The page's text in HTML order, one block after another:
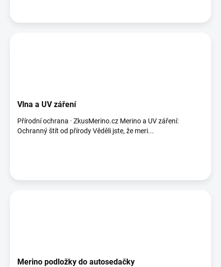
Vlna a UV záření
Přírodní ochrana · ZkusMerino.cz Merino a UV záření:
Ochranný štít od přírody Věděli jste, že meri...
Merino podložky do autosedačky